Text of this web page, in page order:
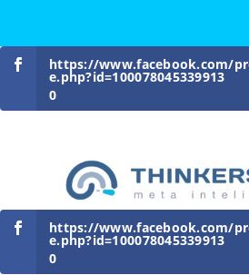
Skip
to
content
https://www.facebook.com/
e.php?id=100078045339913
0
https://www.facebook.com/
e.php?id=100078045339913
0